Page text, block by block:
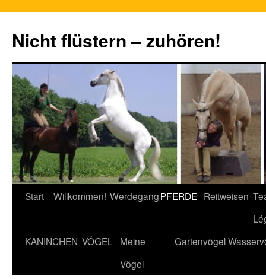
Nicht flüstern – zuhören!
Zum
springen
Start Willkommen! WerdegangPFERDE Reitweisen
KANINCHEN VÖGEL
Meine
Vögel
Gartenvögel